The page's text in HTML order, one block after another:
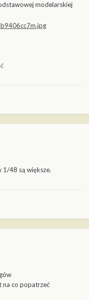
modelarskiej
48 są większe.
na co popatrzeć